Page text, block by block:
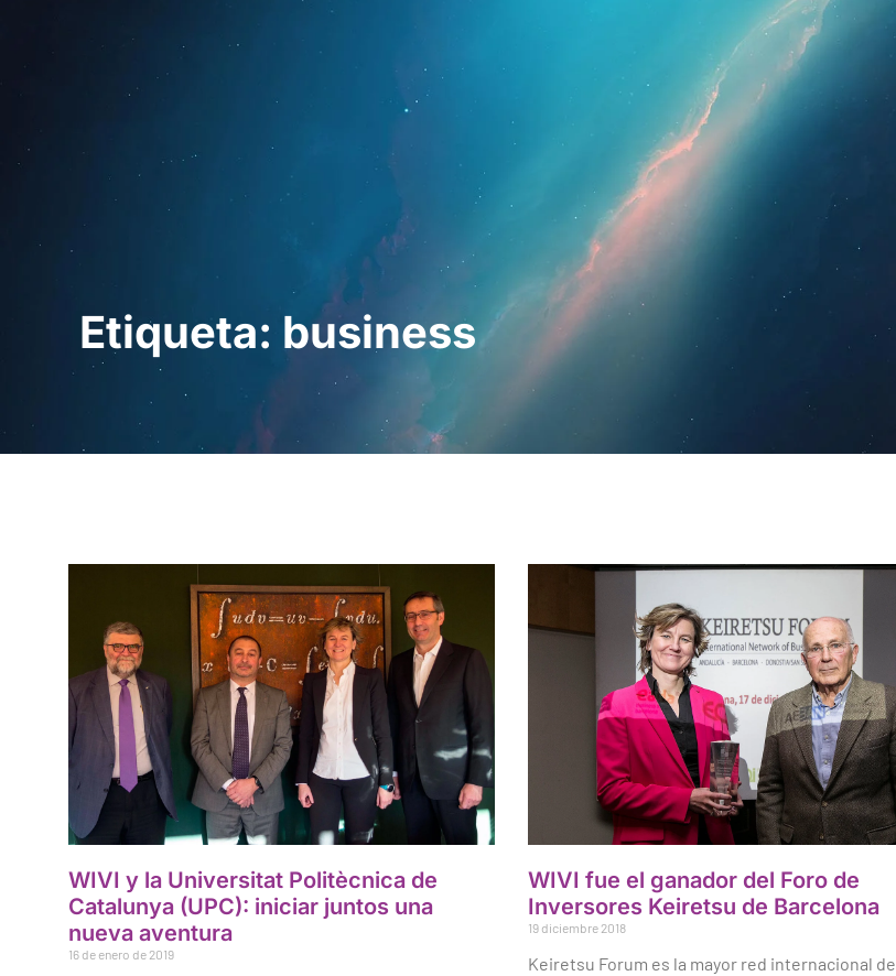
Para profesionales Para pacientes
Etiqueta: business
WIVI y la Universitat Politècnica de
Catalunya (UPC): iniciar juntos una
nueva aventura
16 de enero de 2019
WIVI fue el ganador del Foro de
Inversores Keiretsu de Barcelona
19 diciembre 2018
Keiretsu Forum es la mayor red internacional de